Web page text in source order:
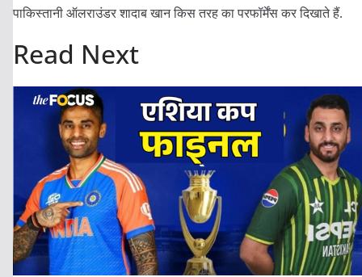
पाकिस्तानी ऑलराउंडर शादाब खान किस तरह का परफॉर्मेंस कर दिखाते हैं.
Read Next